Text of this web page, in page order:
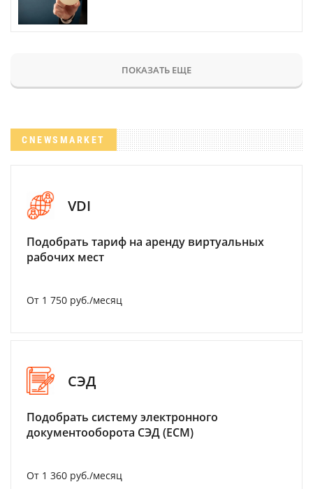
ПОКАЗАТЬ ЕЩЕ
CNEWSMARKET
VDI
Подобрать тариф на аренду виртуальных
рабочих мест
От 1 750 руб./месяц
СЭД
Подобрать систему электронного
документооборота СЭД (ECM)
От 1 360 руб./месяц